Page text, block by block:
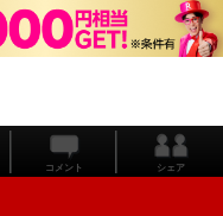
コメント シェア